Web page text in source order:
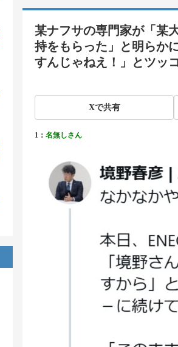
某ナフサの専門家が「某
持をもらった」と明らか
すんじゃねえ！」とツ
Xで共有
1： 名無しさん